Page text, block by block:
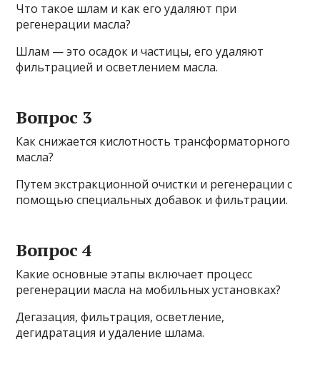
Что такое шлам и как его удаляют при
регенерации масла?
Шлам — это осадок и частицы, его удаляют
фильтрацией и осветлением масла.
Вопрос 3
Как снижается кислотность трансформаторного
масла?
Путем экстракционной очистки и регенерации с
помощью специальных добавок и фильтрации.
Вопрос 4
Какие основные этапы включает процесс
регенерации масла на мобильных установках?
Дегазация, фильтрация, осветление,
дегидратация и удаление шлама.